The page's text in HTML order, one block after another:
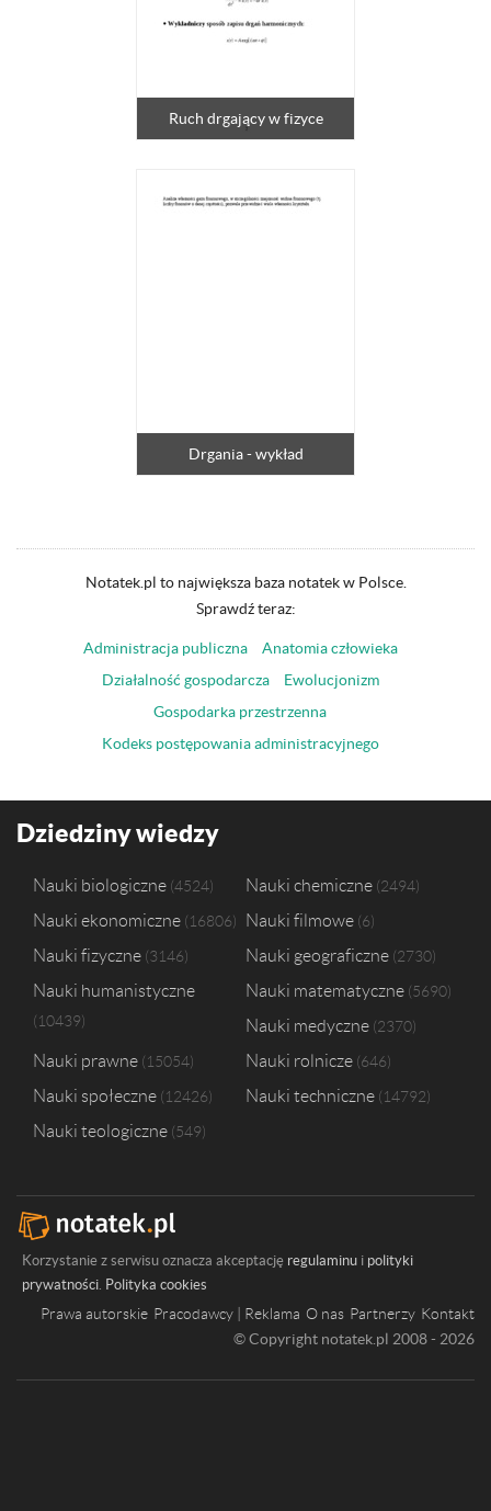
Ruch drgający w fizyce
Drgania - wykład
Notatek.pl to największa baza notatek w Polsce.
Sprawdź teraz:
Administracja publiczna
Anatomia człowieka
Działalność gospodarcza
Ewolucjonizm
Gospodarka przestrzenna
Kodeks postępowania administracyjnego
Dziedziny wiedzy
Nauki biologiczne 4524 Nauki chemiczne 2494
Nauki ekonomiczne 16806 Nauki filmowe 6
Nauki fizyczne 3146 Nauki geograficzne 2730
Nauki humanistyczne
10439
Nauki matematyczne 5690
Nauki medyczne 2370
Nauki prawne 15054 Nauki rolnicze 646
Nauki społeczne 12426 Nauki techniczne 14792
Nauki teologiczne 549
Korzystanie z serwisu oznacza akceptację regulaminu i polityki
prywatności. Polityka cookies
Prawa autorskie Pracodawcy | Reklama O nas Partnerzy Kontakt
© Copyright notatek.pl 2008 - 2026